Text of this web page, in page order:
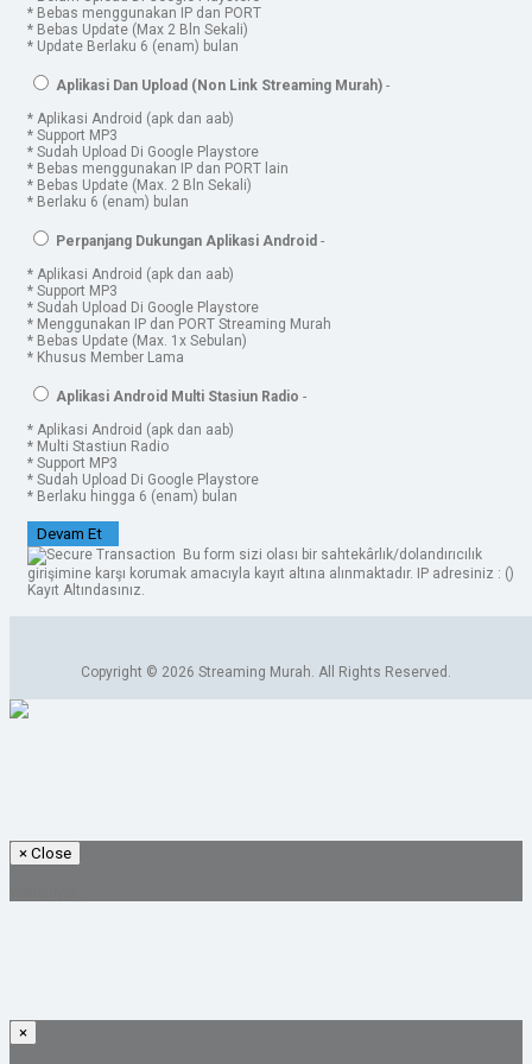
* Bebas menggunakan IP dan PORT
* Bebas Update (Max 2 Bln Sekali)
* Update Berlaku 6 (enam) bulan
Aplikasi Dan Upload (Non Link Streaming Murah) -
* Aplikasi Android (apk dan aab)
* Support MP3
* Sudah Upload Di Google Playstore
* Bebas menggunakan IP dan PORT lain
* Bebas Update (Max. 2 Bln Sekali)
* Berlaku 6 (enam) bulan
Perpanjang Dukungan Aplikasi Android -
* Aplikasi Android (apk dan aab)
* Support MP3
* Sudah Upload Di Google Playstore
* Menggunakan IP dan PORT Streaming Murah
* Bebas Update (Max. 1x Sebulan)
* Khusus Member Lama
Aplikasi Android Multi Stasiun Radio -
* Aplikasi Android (apk dan aab)
* Multi Stastiun Radio
* Support MP3
* Sudah Upload Di Google Playstore
* Berlaku hingga 6 (enam) bulan
Devam Et
Bu form sizi olası bir sahtekârlık/dolandırıcılık
girişimine karşı korumak amacıyla kayıt altına alınmaktadır. IP adresiniz : ()
Kayıt Altındasınız.
Copyright © 2026 Streaming Murah. All Rights Reserved.
× Close
×